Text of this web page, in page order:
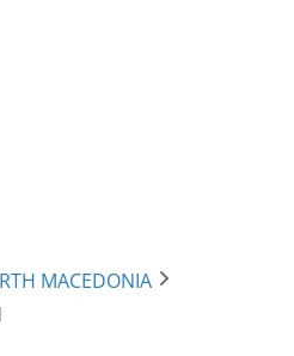
MACEDONIA